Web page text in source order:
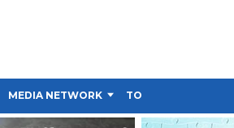
MEDIA NETWORK TOKO